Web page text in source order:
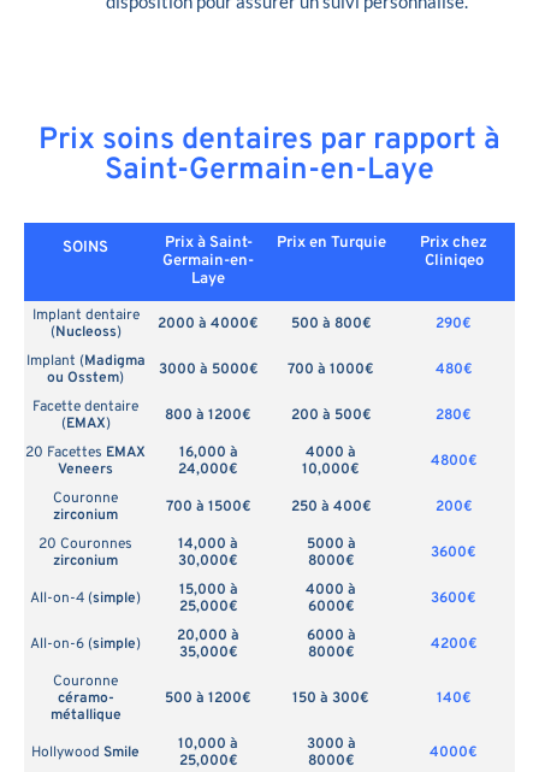
Prix soins dentaires par rapport à
Saint-Germain-en-Laye
SOINS
Prix à Saint-
Germain-en-
Laye
Prix en Turquie
Prix chez
Cliniqeo
Implant dentaire
(Nucleoss) 2000 à 4000€ 500 à 800€
290€
Implant (Madigma
ou Osstem) 3000 à 5000€ 700 à 1000€
480€
Facette dentaire
(EMAX) 800 à 1200€ 200 à 500€
280€
20 Facettes EMAX
Veneers
16,000 à
24,000€
4000 à
10,000€
4800€
Couronne
zirconium
700 à 1500€ 250 à 400€
200€
20 Couronnes
zirconium
14,000 à
30,000€
5000 à
8000€
3600€
All-on-4 (simple)
15,000 à
25,000€
4000 à
6000€
3600€
All-on-6 (simple)
20,000 à
35,000€
6000 à
8000€
4200€
Couronne
céramo-
métallique
500 à 1200€ 150 à 300€ 140€
Hollywood Smile
10,000 à
25,000€
3000 à
8000€
4000€